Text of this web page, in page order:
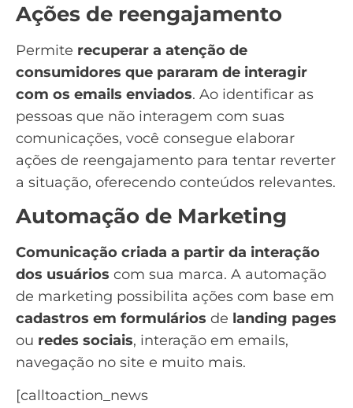
Ações de reengajamento
Permite recuperar a atenção de
consumidores que pararam de interagir
com os emails enviados. Ao identificar as
pessoas que não interagem com suas
comunicações, você consegue elaborar
ações de reengajamento para tentar reverter
a situação, oferecendo conteúdos relevantes.
Automação de Marketing
Comunicação criada a partir da interação
dos usuários com sua marca. A automação
de marketing possibilita ações com base em
cadastros em formulários de landing pages
ou redes sociais, interação em emails,
navegação no site e muito mais.
[calltoaction_news